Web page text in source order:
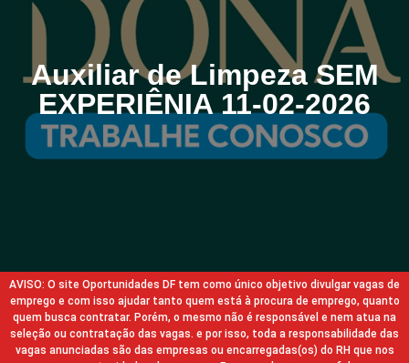
Auxiliar de Limpeza SEM
EXPERIÊNIA 11-02-2026
AVISO: O site Oportunidades DF tem como único objetivo divulgar vagas de
emprego e com isso ajudar tanto quem está à procura de emprego, quanto
quem busca contratar. Porém, o mesmo não é responsável e nem atua na
seleção ou contratação das vagas. e por isso, toda a responsabilidade das
vagas anunciadas são das empresas ou encarregadas(os) do RH que nos